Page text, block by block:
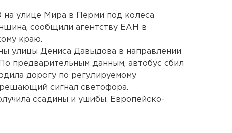
на улице Мира в Перми под колеса
сообщили агентству ЕАН в
краю.
улицы Дениса Давыдова в направлении
предварительным данным, автобус сбил
дорогу по регулируемому
сигнал светофора.
ссадины и ушибы. Европейско-